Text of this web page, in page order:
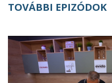
TOVÁBBI EPIZÓDOK